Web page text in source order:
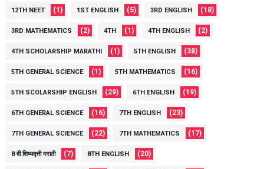
12TH NEET (1) 1ST ENGLISH (5) 3RD ENGLISH (18)
3RD MATHEMATICS (2) 4TH (1) 4TH ENGLISH (2)
4TH SCHOLARSHIP MARATHI (1) 5TH ENGLISH (38)
5TH GENERAL SCIENCE (1) 5TH MATHEMATICS (16)
5TH SCOLARSHIP ENGLISH (29) 6TH ENGLISH (19)
6TH GENERAL SCIENCE (16) 7TH ENGLISH (23)
7TH GENERAL SCIENCE (22) 7TH MATHEMATICS (17)
8 वी शिष्यवृत्ती मराठी (7) 8TH ENGLISH (20)